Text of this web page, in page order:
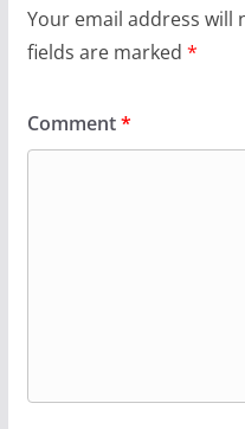
Your email address will
fields are marked *
Comment*